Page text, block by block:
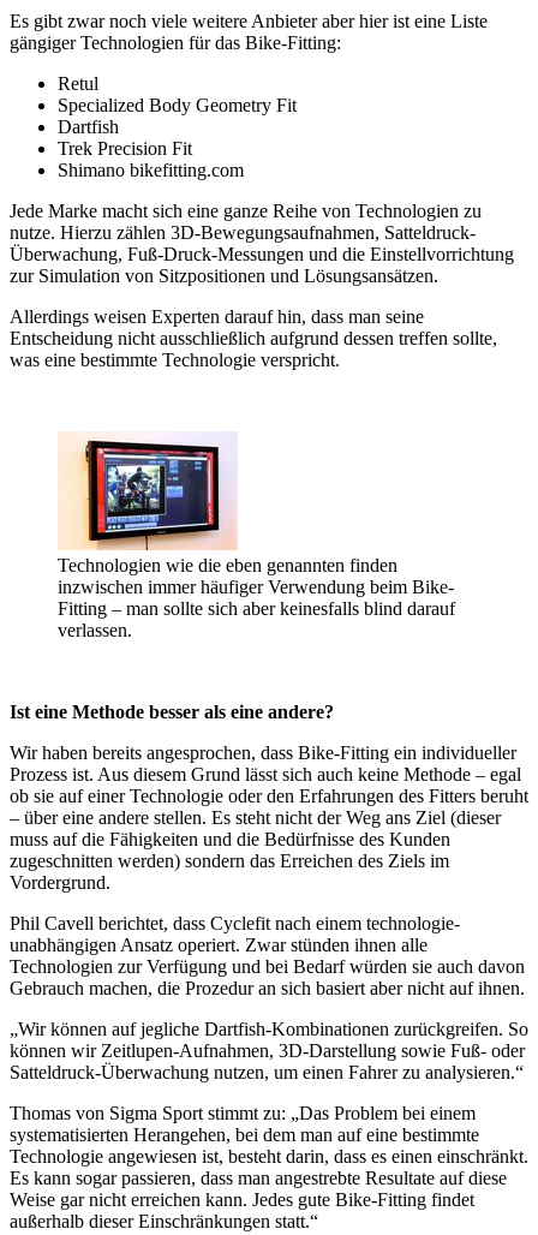
Es gibt zwar noch viele weitere Anbieter aber hier ist eine Liste
gängiger Technologien für das Bike-Fitting:
Retul
Specialized Body Geometry Fit
Dartfish
Trek Precision Fit
Shimano bikefitting.com
Jede Marke macht sich eine ganze Reihe von Technologien zu
nutze. Hierzu zählen 3D-Bewegungsaufnahmen, Satteldruck-
Überwachung, Fuß-Druck-Messungen und die Einstellvorrichtung
zur Simulation von Sitzpositionen und Lösungsansätzen.
Allerdings weisen Experten darauf hin, dass man seine
Entscheidung nicht ausschließlich aufgrund dessen treffen sollte,
was eine bestimmte Technologie verspricht.
Technologien wie die eben genannten finden
inzwischen immer häufiger Verwendung beim Bike-
Fitting – man sollte sich aber keinesfalls blind darauf
verlassen.
Ist eine Methode besser als eine andere?
Wir haben bereits angesprochen, dass Bike-Fitting ein individueller
Prozess ist. Aus diesem Grund lässt sich auch keine Methode – egal
ob sie auf einer Technologie oder den Erfahrungen des Fitters beruht
– über eine andere stellen. Es steht nicht der Weg ans Ziel (dieser
muss auf die Fähigkeiten und die Bedürfnisse des Kunden
zugeschnitten werden) sondern das Erreichen des Ziels im
Vordergrund.
Phil Cavell berichtet, dass Cyclefit nach einem technologie-
unabhängigen Ansatz operiert. Zwar stünden ihnen alle
Technologien zur Verfügung und bei Bedarf würden sie auch davon
Gebrauch machen, die Prozedur an sich basiert aber nicht auf ihnen.
„Wir können auf jegliche Dartfish-Kombinationen zurückgreifen. So
können wir Zeitlupen-Aufnahmen, 3D-Darstellung sowie Fuß- oder
Satteldruck-Überwachung nutzen, um einen Fahrer zu analysieren.“
Thomas von Sigma Sport stimmt zu: „Das Problem bei einem
systematisierten Herangehen, bei dem man auf eine bestimmte
Technologie angewiesen ist, besteht darin, dass es einen einschränkt.
Es kann sogar passieren, dass man angestrebte Resultate auf diese
Weise gar nicht erreichen kann. Jedes gute Bike-Fitting findet
außerhalb dieser Einschränkungen statt.“